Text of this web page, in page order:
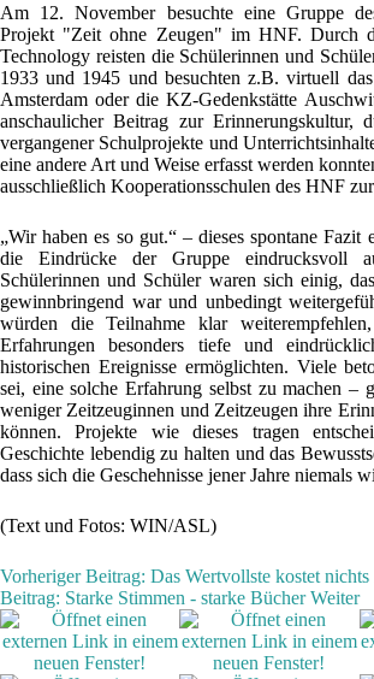
Am 12. November besuchte eine Gruppe
Projekt "Zeit ohne Zeugen" im HNF. Durch
Technology reisten die Schülerinnen und
1933 und 1945 und besuchten z.B. virtuell
Amsterdam oder die KZ-Gedenkstätte
anschaulicher Beitrag zur Erinnerungskultur,
vergangener Schulprojekte und
eine andere Art und Weise erfasst werden
ausschließlich Kooperationsschulen des HNF
„Wir haben es so gut.“ – dieses spontane Fazit
die Eindrücke der Gruppe eindrucksvoll
Schülerinnen und Schüler waren sich einig,
gewinnbringend war und unbedingt
würden die Teilnahme klar
Erfahrungen besonders tiefe und
historischen Ereignisse ermöglichten. Viele
sei, eine solche Erfahrung selbst zu machen –
weniger Zeitzeuginnen und Zeitzeugen ihre
können. Projekte wie dieses tragen
Geschichte lebendig zu halten und das
dass sich die Geschehnisse jener Jahre niemals
(Text und Fotos: WIN/ASL)
Vorheriger Beitrag: Das Wertvollste kostet nichts
Beitrag: Starke Stimmen - starke BücherWeiter